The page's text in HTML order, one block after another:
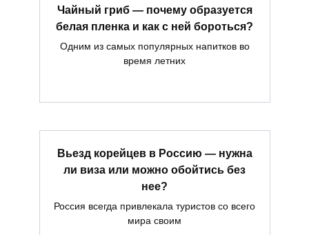
Чайный гриб — почему образуется
белая пленка и как с ней бороться?
Одним из самых популярных напитков во
время летних
Вьезд корейцев в Россию — нужна
ли виза или можно обойтись без
нее?
Россия всегда привлекала туристов со всего
мира своим